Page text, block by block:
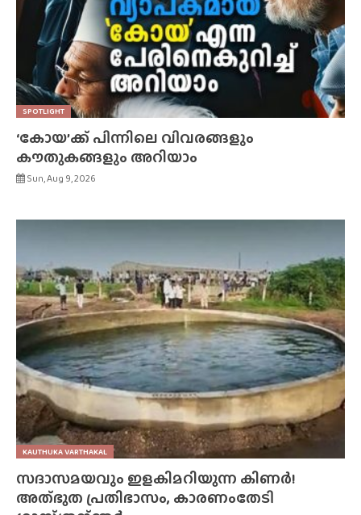
SPOTLIGHT
‘കോയ’ക്ക് പിന്നിലെ വിവരങ്ങളും
കൗതുകങ്ങളും അറിയാം
Sun, Aug 9, 2026
KAUTHUKA VARTHAKAL
സദാസമയവും ഇളകിമറിയുന്ന കിണർ!
അത്‌ഭുത പ്രതിഭാസം, കാരണംതേടി